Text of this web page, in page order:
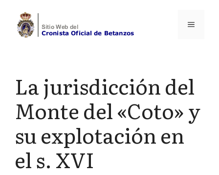
contenido
Menú
La jurisdicción del
Monte del «Coto» y
su explotación en
el s. XVI